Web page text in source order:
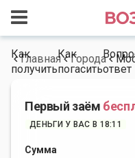
Как
получить
Как
погаситьответ
Главная Города
Первый заём
ДЕНЬГИ У ВАС В 18:11
Сумма